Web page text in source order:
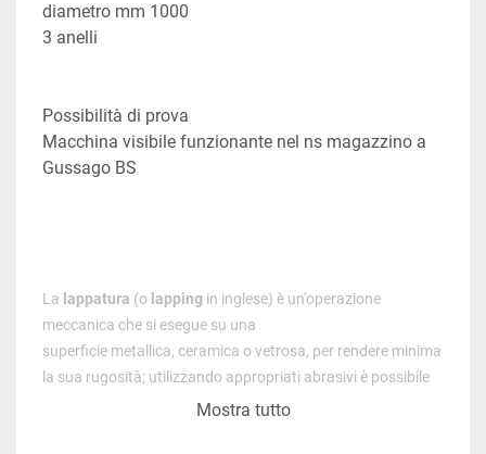
diametro mm 1000
3 anelli
Possibilità di prova
Macchina visibile funzionante nel ns magazzino a
Gussago BS
La lappatura (o lapping in inglese) è un'operazione
meccanica che si esegue su una
superficie metallica, ceramica o vetrosa, per rendere minima
la sua rugosità; utilizzando appropriati abrasivi è possibile
portare le superfici a specchio. stahli Stähli staehli
Mostra tutto